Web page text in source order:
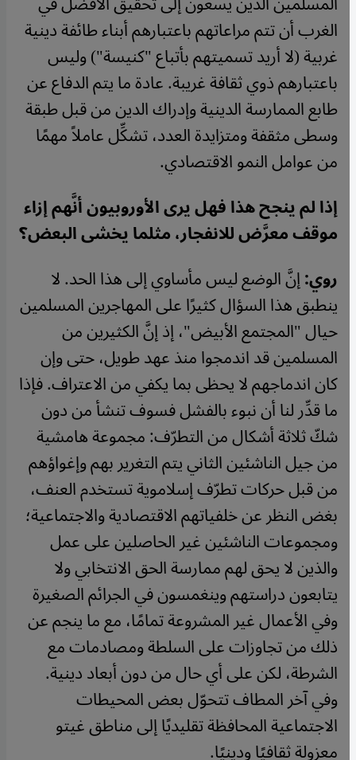
الغرب أن تتم مراعاتهم باعتبارهم أبناء طائفة دينية
غربية (لا أريد تسميتهم بأتباع "كنيسة") وليس
باعتبارهم ذوي ثقافة غريبة. عادة ما يتم الدفاع عن
طابع الممارسة الدينية وإدراك الدين من قبل طبقة
وسطى مثقفة ومتزايدة العدد، تشكِّل عاملاً مهمًا
من عوامل النمو الاقتصادي.
إذا لم ينجح هذا فهل يرى الأوروبيون أنَّهم إزاء
موقف معرَّض للانفجار، مثلما يخشى البعض؟
روي:إنَّ الوضع ليس مأساوي إلى هذا الحد. لا
ينطبق هذا السؤال كثيرًا على المهاجرين المسلمين
حيال "المجتمع الأبيض"، إذ إنَّ الكثيرين من
المسلمين قد اندمجوا منذ عهد طويل، حتى وإن
كان اندماجهم لا يحظى بما يكفي من الاعتراف. فإذا
ما قدِّر لنا أن نبوء بالفشل فسوف تنشأ من دون
شكّ ثلاثة أشكال من التطرّف: مجموعة هامشية
من جيل الناشئين الثاني يتم التغرير بهم وإغواؤهم
من قبل حركات تطرّف إسلاموية تستخدم العنف،
بغض النظر عن خلفياتهم الاقتصادية والاجتماعية؛
ومجموعات الناشئين غير الحاصلين على عمل
والذين لا يحق لهم ممارسة الحق الانتخابي ولا
يتابعون دراستهم وينغمسون في الجرائم الصغيرة
وفي الأعمال غير المشروعة تمامًا، مع ما ينجم عن
ذلك من تجاوزات على السلطة ومصادمات مع
الشرطة، لكن على أي حال من دون أبعاد دينية.
وفي آخر المطاف تتحوّل بعض المحيطات
الاجتماعية المحافظة تقليديًا إلى مناطق غيتو
معزولة ثقافيًا ودينيًا.